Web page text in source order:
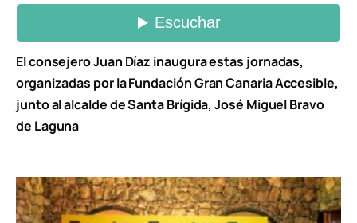
El consejero Juan Díaz inaugura estas jornadas,
organizadas por la Fundación Gran Canaria Accesible,
junto al alcalde de Santa Brígida, José Miguel Bravo
de Laguna